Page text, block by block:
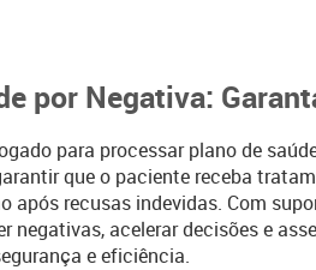
por Negativa:
para processar plano de
que o paciente receba
após recusas indevidas. Com
negativas, acelerar decisões e
e eficiência.